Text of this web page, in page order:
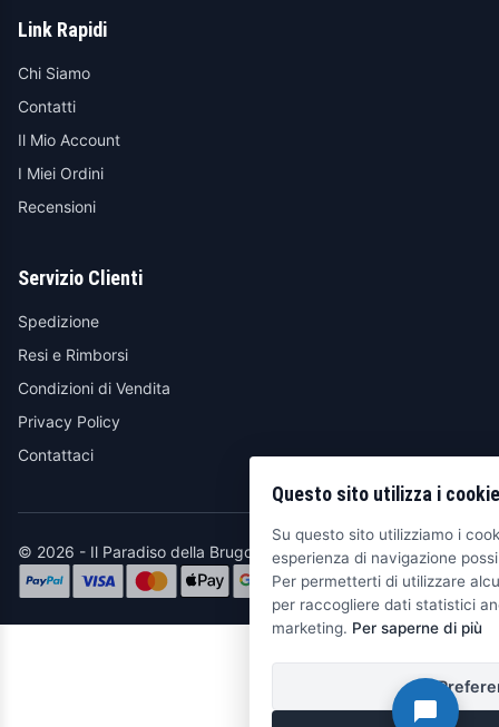
Link Rapidi
Chi Siamo
Contatti
Il Mio Account
I Miei Ordini
Recensioni
Servizio Clienti
Spedizione
Resi e Rimborsi
Condizioni di Vendita
Privacy Policy
Contattaci
© 2026 - Il Paradiso della Brugola
Questo sito utilizza i cookie
Su questo sito utilizziamo i
esperienza di navigazione
Per permetterti di utilizzare
per raccogliere dati statistici
marketing. Per saperne di più